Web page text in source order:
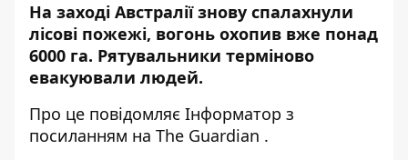
На заході Австралії знову спалахнули
лісові пожежі, вогонь охопив вже понад
6000 га. Рятувальники терміново
евакуювали людей.
Про це повідомляє Інформатор з
посиланням на The Guardian .